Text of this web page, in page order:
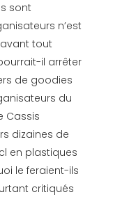
sont
n’est
tout
il arrêter
de goodies
du
Cassis
dizaines de
en plastiques
le feraient-ils
critiqués